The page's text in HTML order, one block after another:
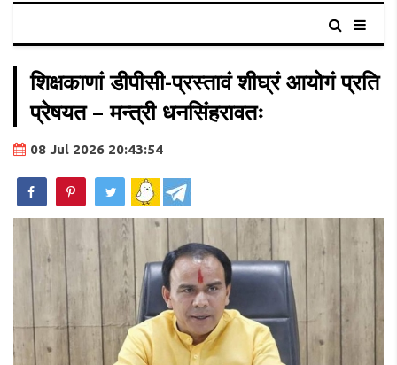
शिक्षकाणां डीपीसी-प्रस्तावं शीघ्रं आयोगं प्रति
प्रेषयत – मन्त्री धनसिंहरावतः
08 Jul 2026 20:43:54